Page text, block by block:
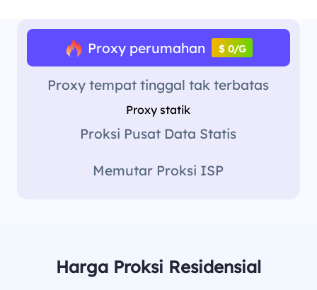
Proxy perumahan $ 0/G
Proxy tempat tinggal tak terbatas
Proxy statik
Proksi Pusat Data Statis
Memutar Proksi ISP
Harga Proksi Residensial